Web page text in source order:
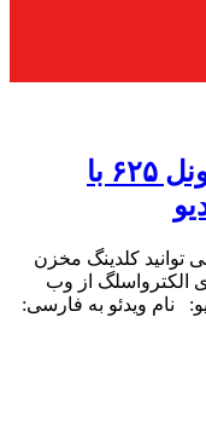
کلدینگ مخزن فولادی با اینکونل ۶۲۵ با
کلدینگ مخزن
جوشکاری الکترواسلگ از وب
نام ویدئو به فارسی: